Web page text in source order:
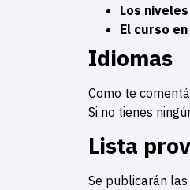
Los
El curso
Idiomas
Como te
Si no tienes
Lista
Se publicarán